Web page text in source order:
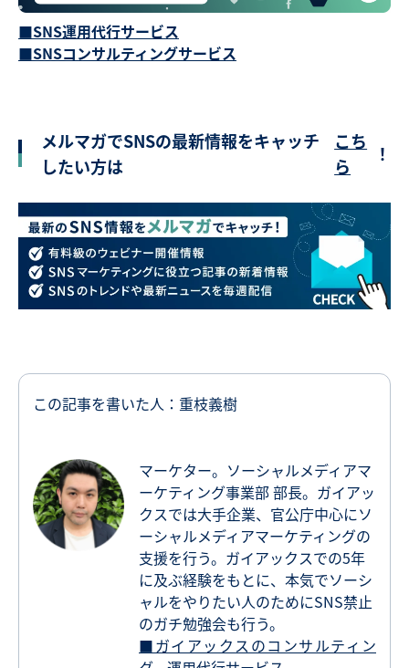
■SNS運用代行サービス
■SNSコンサルティングサービス
メルマガでSNSの最新情報をキャッチ
したい方は
こち
ら
！
この記事を書いた人：重枝義樹
マーケター。ソーシャルメディアマ
ーケティング事業部 部長。ガイアッ
クスでは大手企業、官公庁中心にソ
ーシャルメディアマーケティングの
支援を行う。ガイアックスでの5年
に及ぶ経験をもとに、本気でソーシ
ャルをやりたい人のためにSNS禁止
のガチ勉強会も行う。
■ガイアックスのコンサルティン